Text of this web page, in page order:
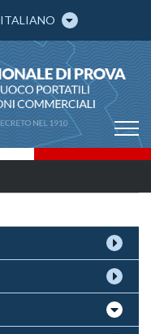
ITALIANO